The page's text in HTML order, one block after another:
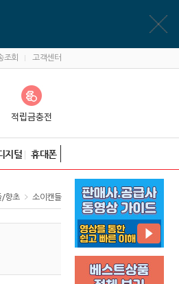
조회 고객센터
지털 휴대폰
/향초 소이캔들